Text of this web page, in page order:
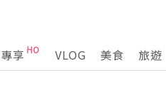
享 VLOG 美食 旅遊